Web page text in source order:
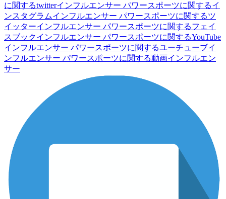
に関するtwitterインフルエンサー パワースポーツに関するイ
ンスタグラムインフルエンサー パワースポーツに関するツ
イッターインフルエンサー パワースポーツに関するフェイ
スブックインフルエンサー パワースポーツに関するYouTube
インフルエンサー パワースポーツに関するユーチューブイ
ンフルエンサー パワースポーツに関する動画インフルエン
サー